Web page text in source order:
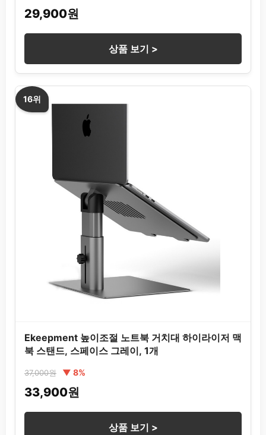
29,900원
상품 보기 >
16위
Ekeepment 높이조절 노트북 거치대 하이라이저 맥
북 스탠드, 스페이스 그레이, 1개
37,000원 ▼ 8%
33,900원
상품 보기 >